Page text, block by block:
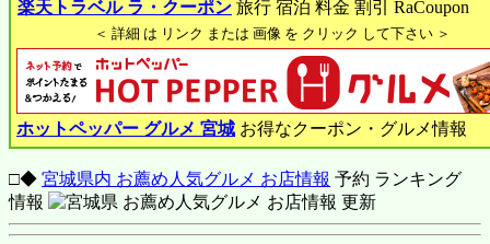
楽天トラベル ラ・クーポン 旅行 宿泊 料金 割引 RaCoupon
＜ 詳細 は リンク または 画像 を クリック して下さい ＞
ホットペッパー グルメ 宮城 お得なクーポン・グルメ情報
□◆ 宮城県内 お薦め人気グルメ お店情報 予約 ランキング
情報